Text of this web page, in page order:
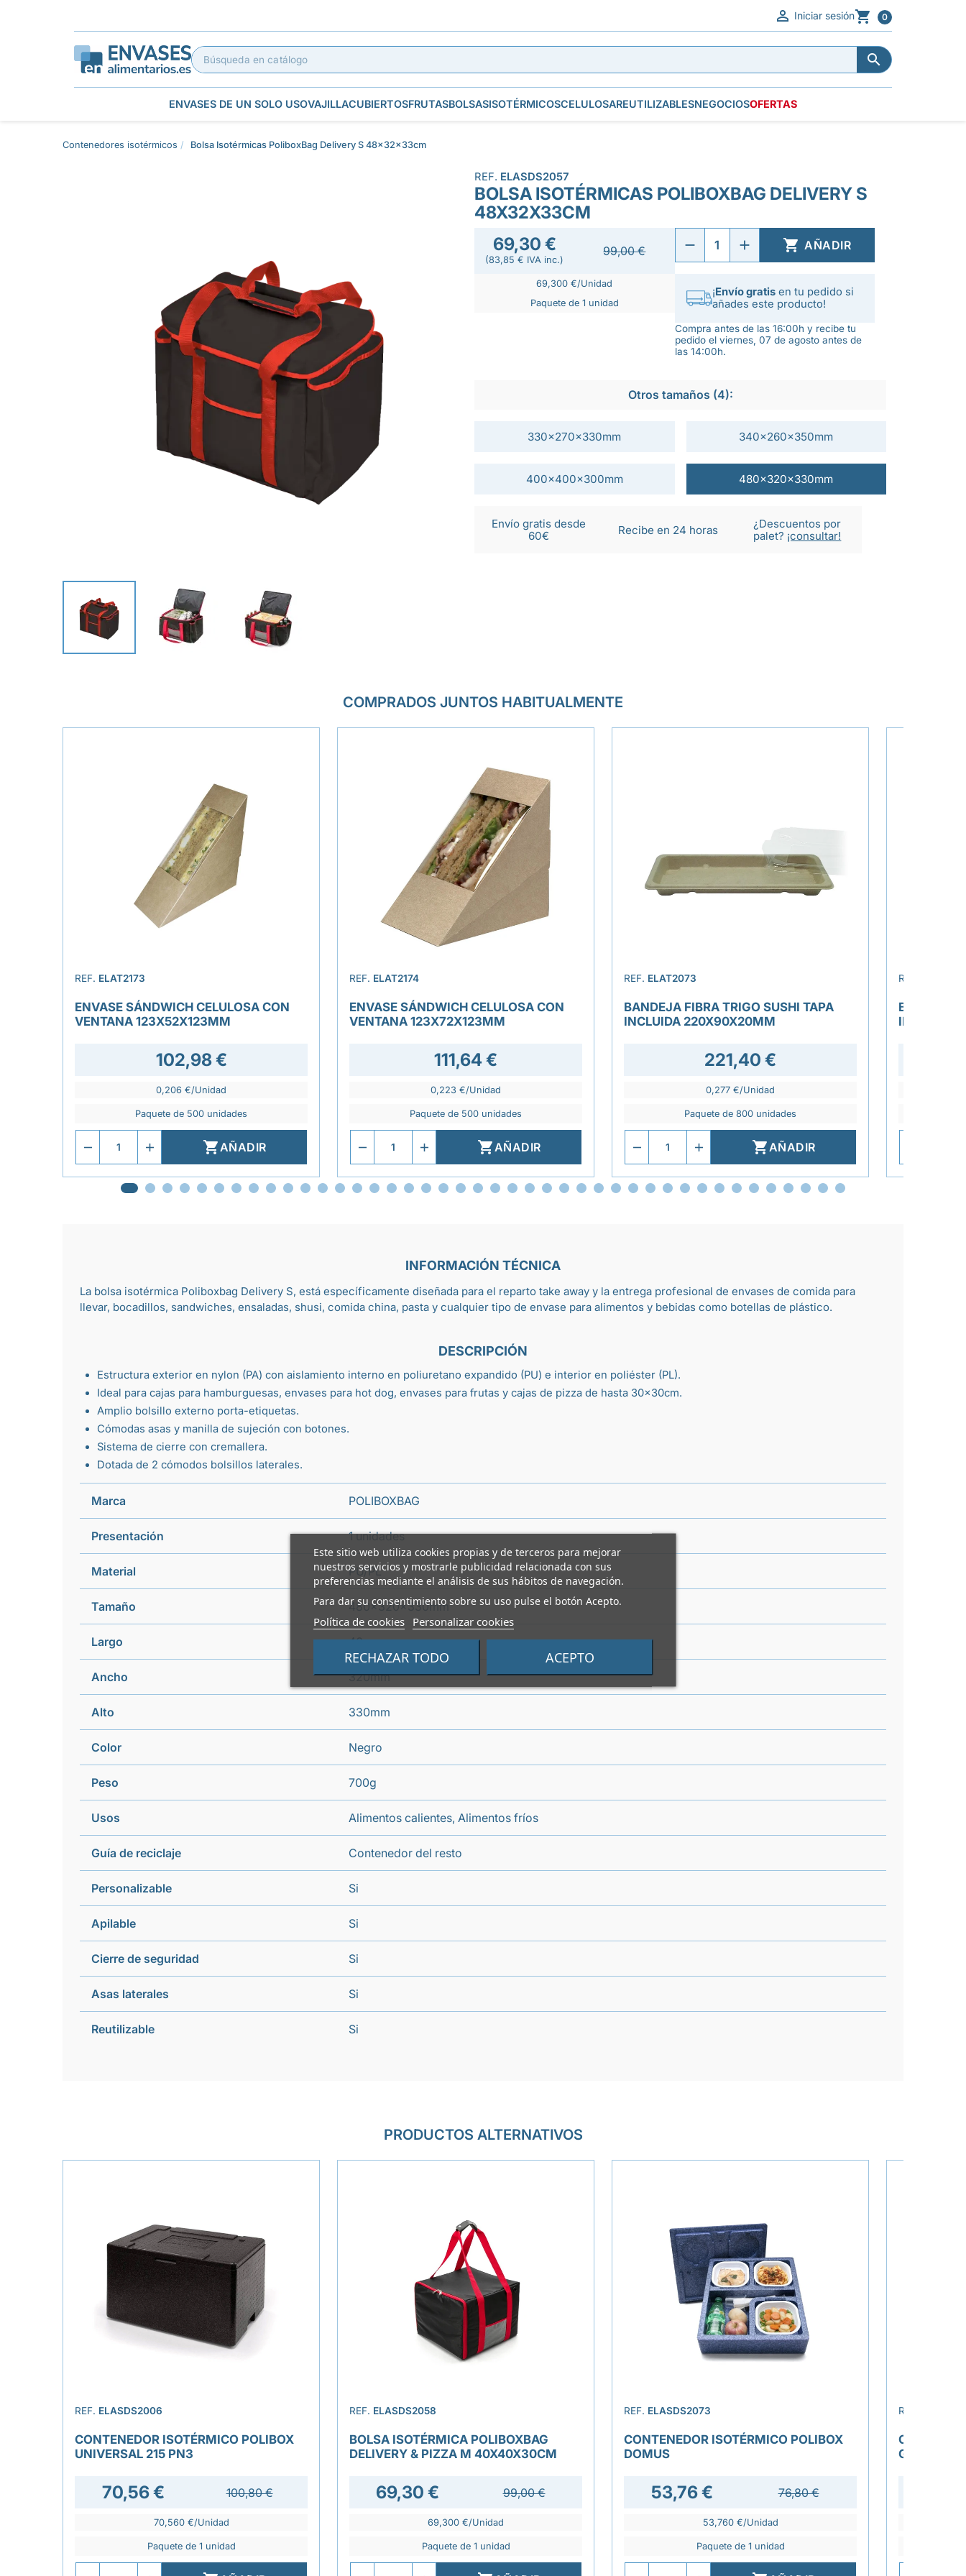
 Iniciar sesión 0


ENVASES DE UN SOLO USOVAJILLACUBIERTOSFRUTASBOLSASISOTÉRMICOSCELULOSAREUTILIZABLESNEGOCIOSOFERTAS
Este sitio web utiliza cookies propias y de terceros para mejorar
nuestros servicios y mostrarle publicidad relacionada con sus
preferencias mediante el análisis de sus hábitos de navegación.
Para dar su consentimiento sobre su uso pulse el botón Acepto.
Política de cookies Personalizar cookies
RECHAZAR TODO ACEPTO
Contenedores isotérmicos Bolsa Isotérmicas PoliboxBag Delivery S 48x32x33cm
REF. ELASDS2057
BOLSA ISOTÉRMICAS POLIBOXBAG DELIVERY S
48X32X33CM
69,30 €
(83,85 € IVA inc.)
99,00 €
69,300 €/Unidad
Paquete de 1 unidad
 AÑADIR
¡Envío gratisen tu pedido si
añades este producto!
Compra antes de las 16:00h y recibe tu
pedido el viernes, 07 de agosto antes de
las 14:00h.
Otros tamaños (4):
330x270x330mm 340x260x350mm
400x400x300mm 480x320x330mm
Envío gratis desde
60€
Recibe en 24 horas
¿Descuentos por
palet? ¡consultar!
COMPRADOS JUNTOS HABITUALMENTE
REF. ELAT2173
ENVASE SÁNDWICH CELULOSA CON
VENTANA 123X52X123MM
102,98 €
0,206 €/Unidad
Paquete de 500 unidades
AÑADIR
REF. ELAT2174
ENVASE SÁNDWICH CELULOSA CON
VENTANA 123X72X123MM
111,64 €
0,223 €/Unidad
Paquete de 500 unidades
AÑADIR
REF. ELAT2073
BANDEJA FIBRA TRIGO SUSHI TAPA
INCLUIDA 220X90X20MM
221,40 €
0,277 €/Unidad
Paquete de 800 unidades
AÑADIR
REF.
BANDEJA
INCLUIDA
INFORMACIÓN TÉCNICA
La bolsa isotérmica Poliboxbag Delivery S, está específicamente diseñada para el reparto take away y la entrega profesional de envases de comida para
llevar, bocadillos, sandwiches, ensaladas, shusi, comida china, pasta y cualquier tipo de envase para alimentos y bebidas como botellas de plástico.
DESCRIPCIÓN
Estructura exterior en nylon (PA) con aislamiento interno en poliuretano expandido (PU) e interior en poliéster (PL).
Ideal para cajas para hamburguesas, envases para hot dog, envases para frutas y cajas de pizza de hasta 30x30cm.
Amplio bolsillo externo porta-etiquetas.
Cómodas asas y manilla de sujeción con botones.
Sistema de cierre con cremallera.
Dotada de 2 cómodos bolsillos laterales.
Marca POLIBOXBAG
Presentación 1 unidades
Material PU/PL
Tamaño 480x320x330mm
Largo 46mm
Ancho 320mm
Alto 330mm
Color Negro
Peso 700g
Usos Alimentos calientes, Alimentos fríos
Guía de reciclaje Contenedor del resto
Personalizable Si
Apilable Si
Cierre de seguridad Si
Asas laterales Si
Reutilizable Si
PRODUCTOS ALTERNATIVOS
REF. ELASDS2006
CONTENEDOR ISOTÉRMICO POLIBOX
UNIVERSAL 215 PN3
70,56 € 100,80 €
70,560 €/Unidad
Paquete de 1 unidad
REF. ELASDS2058
BOLSA ISOTÉRMICA POLIBOXBAG
DELIVERY & PIZZA M 40X40X30CM
69,30 € 99,00 €
69,300 €/Unidad
Paquete de 1 unidad
REF. ELASDS2073
CONTENEDOR ISOTÉRMICO POLIBOX
DOMUS
53,76 € 76,80 €
53,760 €/Unidad
Paquete de 1 unidad
REF.
GASTRO